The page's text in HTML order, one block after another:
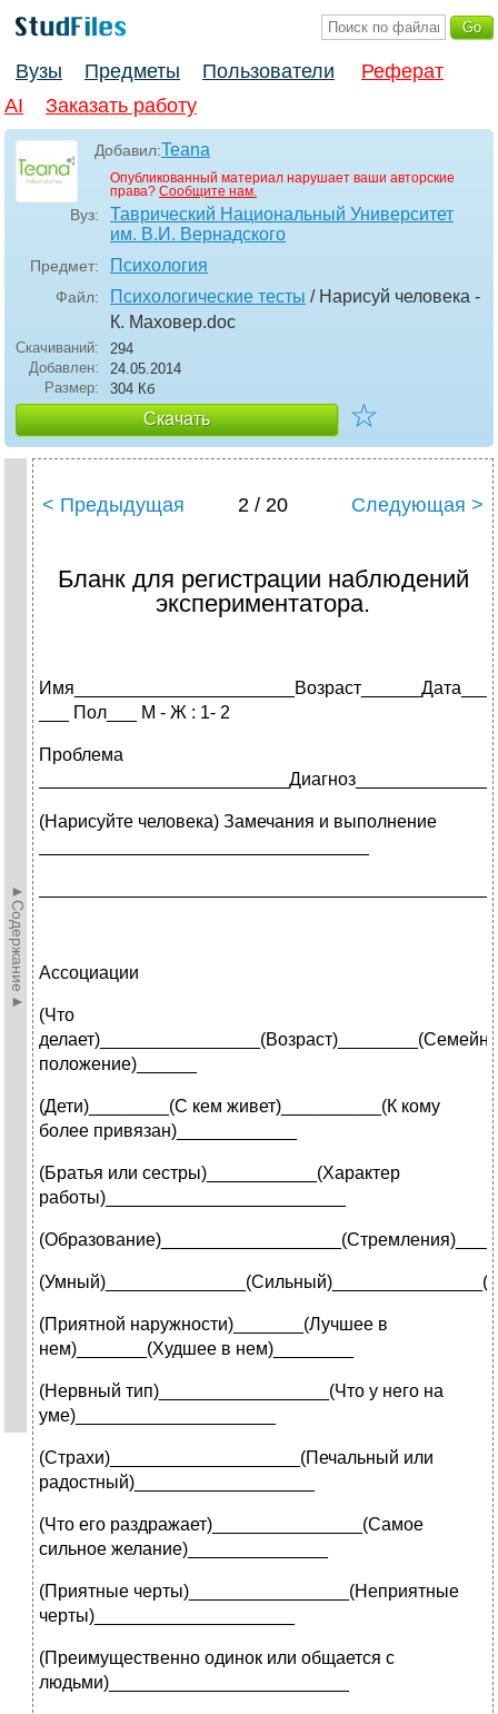
Вузы Предметы Пользователи
Реферат
AI
Заказать работу
Добавил:Teana
Опубликованный материал нарушает ваши авторские
права? Сообщите нам.
Вуз:
Таврический Национальный Университет
им. В.И. Вернадского
Предмет: Психология
Файл: Психологические тесты / Нарисуй человека -
К. Маховер.doc
Скачиваний:
294
Добавлен:
24.05.2014
Размер:
304 Кб
Скачать ☆
►Содержание►
< Предыдущая 2 / 20 Следующая >
Бланк для регистрации наблюдений
экспериментатора.
___ Пол___ М - Ж : 1- 2
Проблема
(Нарисуйте человека) Замечания и выполнение
Ассоциации
(Что
положение)______
(Дети)________(С кем живет)__________(К кому
более привязан)____________
(Братья или сестры)___________(Характер
работы)________________________
(Приятной наружности)_______(Лучшее в
нем)_______(Худшее в нем)________
(Нервный тип)_________________(Что у него на
уме)____________________
(Страхи)___________________(Печальный или
радостный)__________________
(Что его раздражает)_______________(Самое
сильное желание)______________
(Приятные черты)________________(Неприятные
черты)____________________
(Преимущественно одинок или общается с
людьми)________________________